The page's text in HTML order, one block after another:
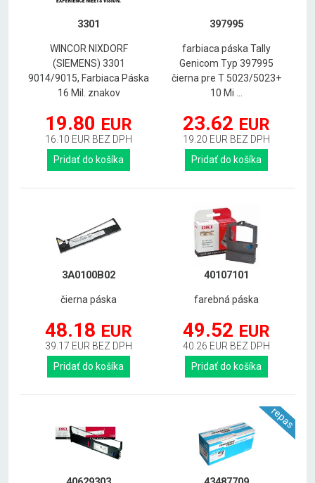
3301
WINCOR NIXDORF
(SIEMENS) 3301
9014/9015, Farbiaca Páska
16 Mil. znakov
19.80 EUR
16.10 EUR BEZ DPH
Pridať do košíka
397995
farbiaca páska Tally
Genicom Typ 397995
čierna pre T 5023/5023+
10 Mi ...
23.62 EUR
19.20 EUR BEZ DPH
Pridať do košíka
3A0100B02
čierna páska
48.18 EUR
39.17 EUR BEZ DPH
Pridať do košíka
40107101
farebná páska
49.52 EUR
40.26 EUR BEZ DPH
Pridať do košíka
repas